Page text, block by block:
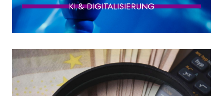
KI & DIGITALISIERUNG